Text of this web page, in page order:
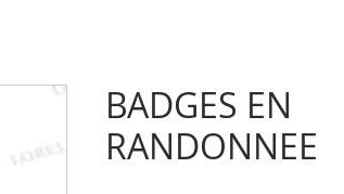
BADGES EN
RANDONNEE